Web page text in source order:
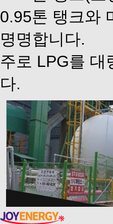
0.95톤 탱크와
명명합니다.
주로 LPG를 대
다.
2,641 0